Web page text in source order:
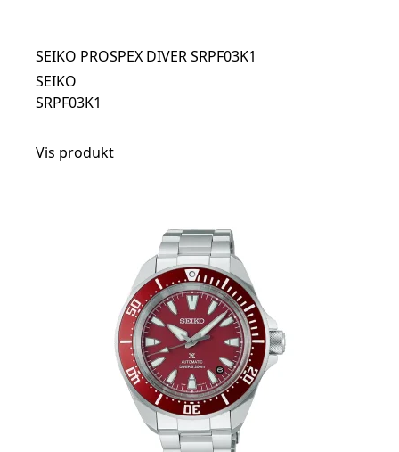
SEIKO PROSPEX DIVER SRPF03K1
SEIKO
SRPF03K1
Vis produkt